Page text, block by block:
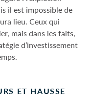
il est impossible de
lieu. Ceux qui
mais dans les faits,
d’investissement
ET HAUSSE